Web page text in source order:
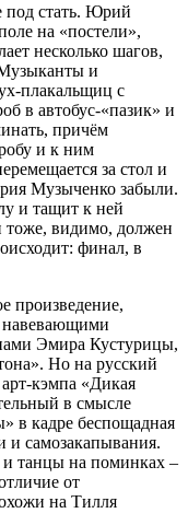
под стать. Юрий
на «постели»,
несколько шагов,
и
плакальщиц с
в автобус-«пазик» и
причём
и к ним
за стол и
Музыченко забыли.
и тащит к ней
тоже, видимо, должен
финал, в
произведение,
навевающими
Эмира Кустурицы,
Но на русский
кэмпа «Дикая
в смысле
в кадре беспощадная
и самозакапывания.
и танцы на поминках –
от
на Тилля